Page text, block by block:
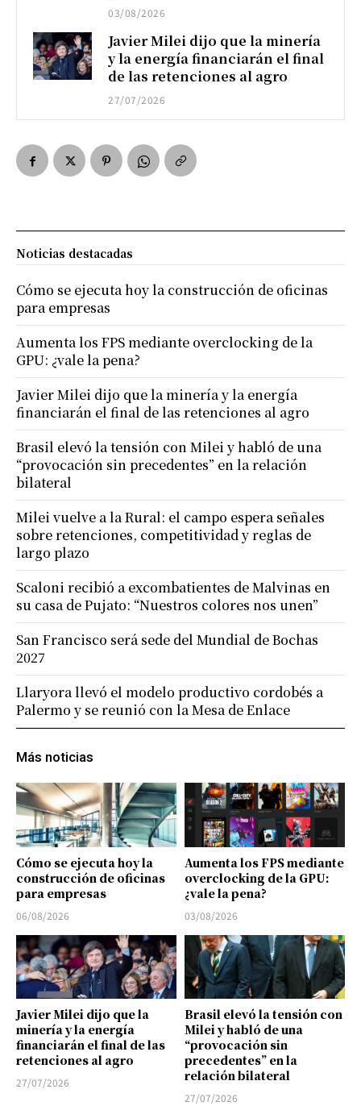
03/08/2026
Javier Milei dijo que la minería
y la energía financiarán el final
de las retenciones al agro
27/07/2026
Más noticias
Cómo se ejecuta hoy la
construcción de oficinas
para empresas
06/08/2026
Aumenta los FPS mediante
overclocking de la GPU:
¿vale la pena?
03/08/2026
Javier Milei dijo que la
minería y la energía
financiarán el final de las
retenciones al agro
27/07/2026
Brasil elevó la tensión con
Milei y habló de una
“provocación sin
precedentes” en la
relación bilateral
27/07/2026
Noticias destacadas
Cómo se ejecuta hoy la construcción de oficinas
para empresas
Aumenta los FPS mediante overclocking de la
GPU: ¿vale la pena?
Javier Milei dijo que la minería y la energía
financiarán el final de las retenciones al agro
Brasil elevó la tensión con Milei y habló de una
“provocación sin precedentes” en la relación
bilateral
Milei vuelve a la Rural: el campo espera señales
sobre retenciones, competitividad y reglas de
largo plazo
Scaloni recibió a excombatientes de Malvinas en
su casa de Pujato: “Nuestros colores nos unen”
San Francisco será sede del Mundial de Bochas
2027
Llaryora llevó el modelo productivo cordobés a
Palermo y se reunió con la Mesa de Enlace